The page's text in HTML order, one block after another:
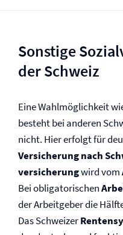
Sonstige
der Schweiz
Eine Wahlmöglichkeit
besteht bei anderen
nicht. Hier erfolgt für
Versicherung nach
versicherungwird vom
Bei obligatorischen
der Arbeitgeber die
Das Schweizer